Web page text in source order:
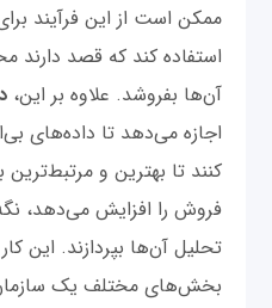
ممکن است از این فرآیند
استفاده کند که قصد دارند
آن‌ها بفروشد. علاوه بر این،
اجازه می‌دهد تا داده‌های
کنند تا بهترین و
فروش را افزایش می‌دهد،
تحلیل آن‌ها بپردازند. این
بخش‌های مختلف یک سازمان